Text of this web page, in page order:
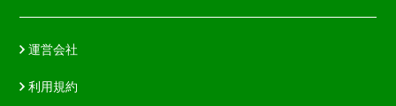
運営会社
利用規約